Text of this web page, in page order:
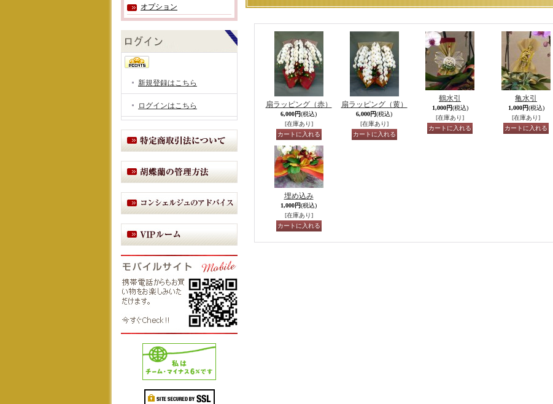
オプション
新規登録はこちら
ログインはこちら 扇ラッピング（赤）
6,000円(税込)
[在庫あり]
扇ラッピング（黄）
6,000円(税込)
[在庫あり]
鶴水引
1,000円(税込)
[在庫あり]
亀水引
1,000円(税込)
[在庫あり]
埋め込み
1,000円(税込)
[在庫あり]